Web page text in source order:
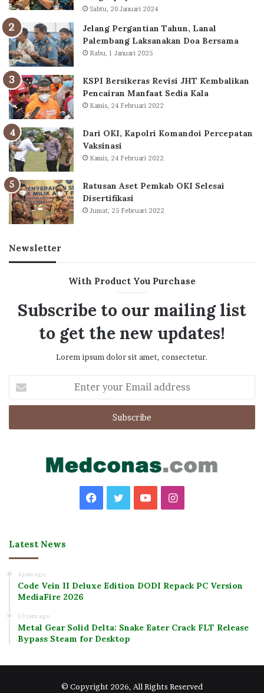
Sabtu, 20 Januari 2024
Jelang Pergantian Tahun, Lanal
Palembang Laksanakan Doa Bersama
Rabu, 1 Januari 2025
KSPI Bersikeras Revisi JHT Kembalikan
Pencairan Manfaat Sedia Kala
Kamis, 24 Februari 2022
Dari OKI, Kapolri Komandoi Percepatan
Vaksinasi
Kamis, 24 Februari 2022
Ratusan Aset Pemkab OKI Selesai
Disertifikasi
Jumat, 25 Februari 2022
Newsletter
With Product You Purchase
Subscribe to our mailing list
to get the new updates!
Lorem ipsum dolor sit amet, consectetur.
your
Email
Facebook
TwitterYouTubeInstagram
Latest News
4 jam ago
Code Vein II Deluxe Edition DODI Repack PC Version
MediaFire 2026
10 jam ago
Metal Gear Solid Delta: Snake Eater Crack FLT Release
Bypass Steam for Desktop
© Copyright 2026, All Rights Reserved